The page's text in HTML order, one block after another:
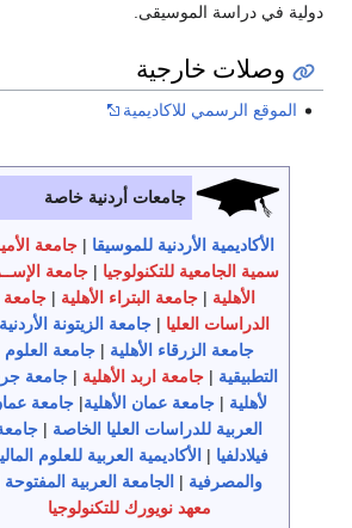
دولية في دراسة الموسيقى.
وصلات خارجية
الموقع الرسمي للاكاديمية
جامعات أردنية خاصة
الأكاديمية الأردنية للموسيقا | جامعة
سمية الجامعية للتكنولوجيا |جامعة
الأهلية |جامعة البتراء الأهلية |جامعة
الدراسات العليا |جامعة الزيتونة الأردنية
جامعة الزرقاء الأهلية |جامعة العلوم
التطبيقية | جامعة اربد الأهلية | جامعة
لأهلية | جامعة عمان الأهلية| جامعة
العربية للدراسات العليا الخاصة |
فيلادلفيا | الأكاديمية العربية للعلوم
والمصرفية | الجامعة العربية المفتوحة
معهد نويورك للتكنولوجيا